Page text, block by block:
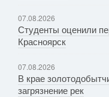
07.08.2026
Студенты оценили
Красноярск
07.08.2026
В крае
загрязнение рек